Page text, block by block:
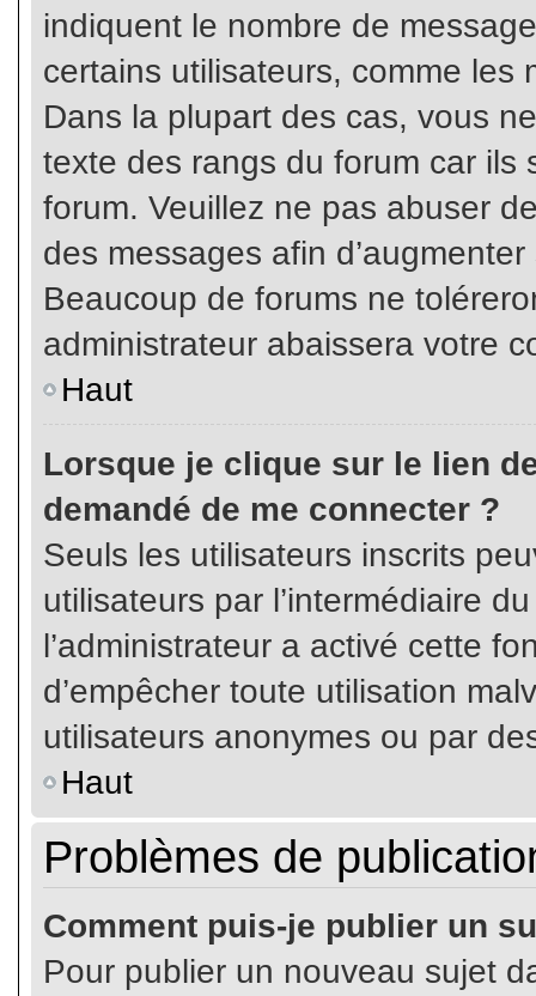
indiquent le nombre de
certains utilisateurs, comme les
Dans la plupart des cas, vous
texte des rangs du forum car ils
forum. Veuillez ne pas abuser
des messages afin
Beaucoup de forums ne
administrateur abaissera votre
Haut
Lorsque je clique sur le lien
demandé de me connecter ?
Seuls les utilisateurs inscrits
utilisateurs par l’intermédiaire
l’administrateur a activé cette
d’empêcher toute utilisation
utilisateurs anonymes ou par
Haut
Problèmes de
Comment puis-je publier un
Pour publier un nouveau sujet